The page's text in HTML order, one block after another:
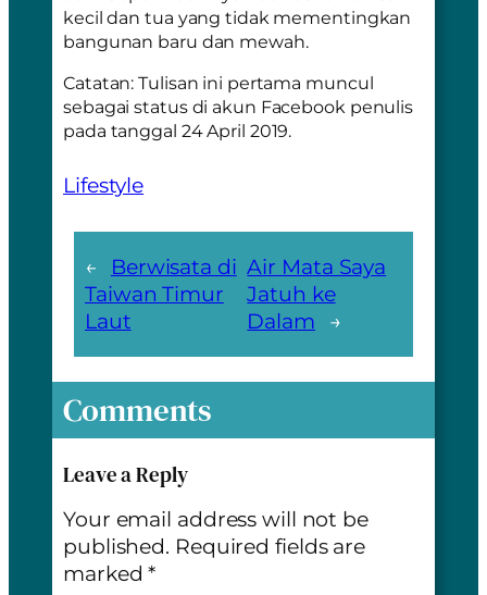
kecil dan tua yang tidak mementingkan
bangunan baru dan mewah.
Catatan: Tulisan ini pertama muncul
sebagai status di akun Facebook penulis
pada tanggal 24 April 2019.
Lifestyle
←
Berwisata di
Taiwan Timur
Laut
Air Mata Saya
Jatuh ke
Dalam
→
Comments
Leave a Reply
Your email address will not be
published. Required fields are
marked*